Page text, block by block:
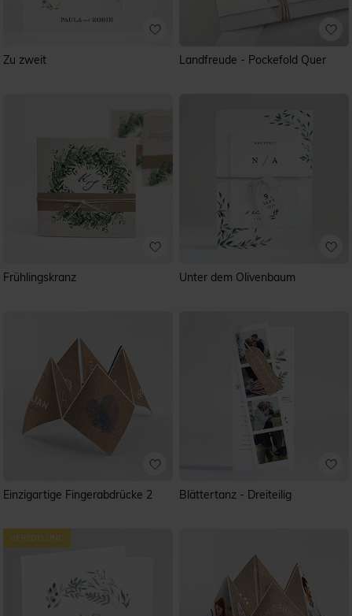
Zu zweit Landfreude - Pockefold Quer
Frühlingskranz Unter dem Olivenbaum
Einzigartige Fingerabdrücke 2 Blättertanz - Dreiteilig